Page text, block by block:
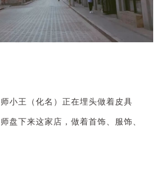
小王（化名）正在埋头做着皮具
盘下来这家店，做着首饰、服饰、